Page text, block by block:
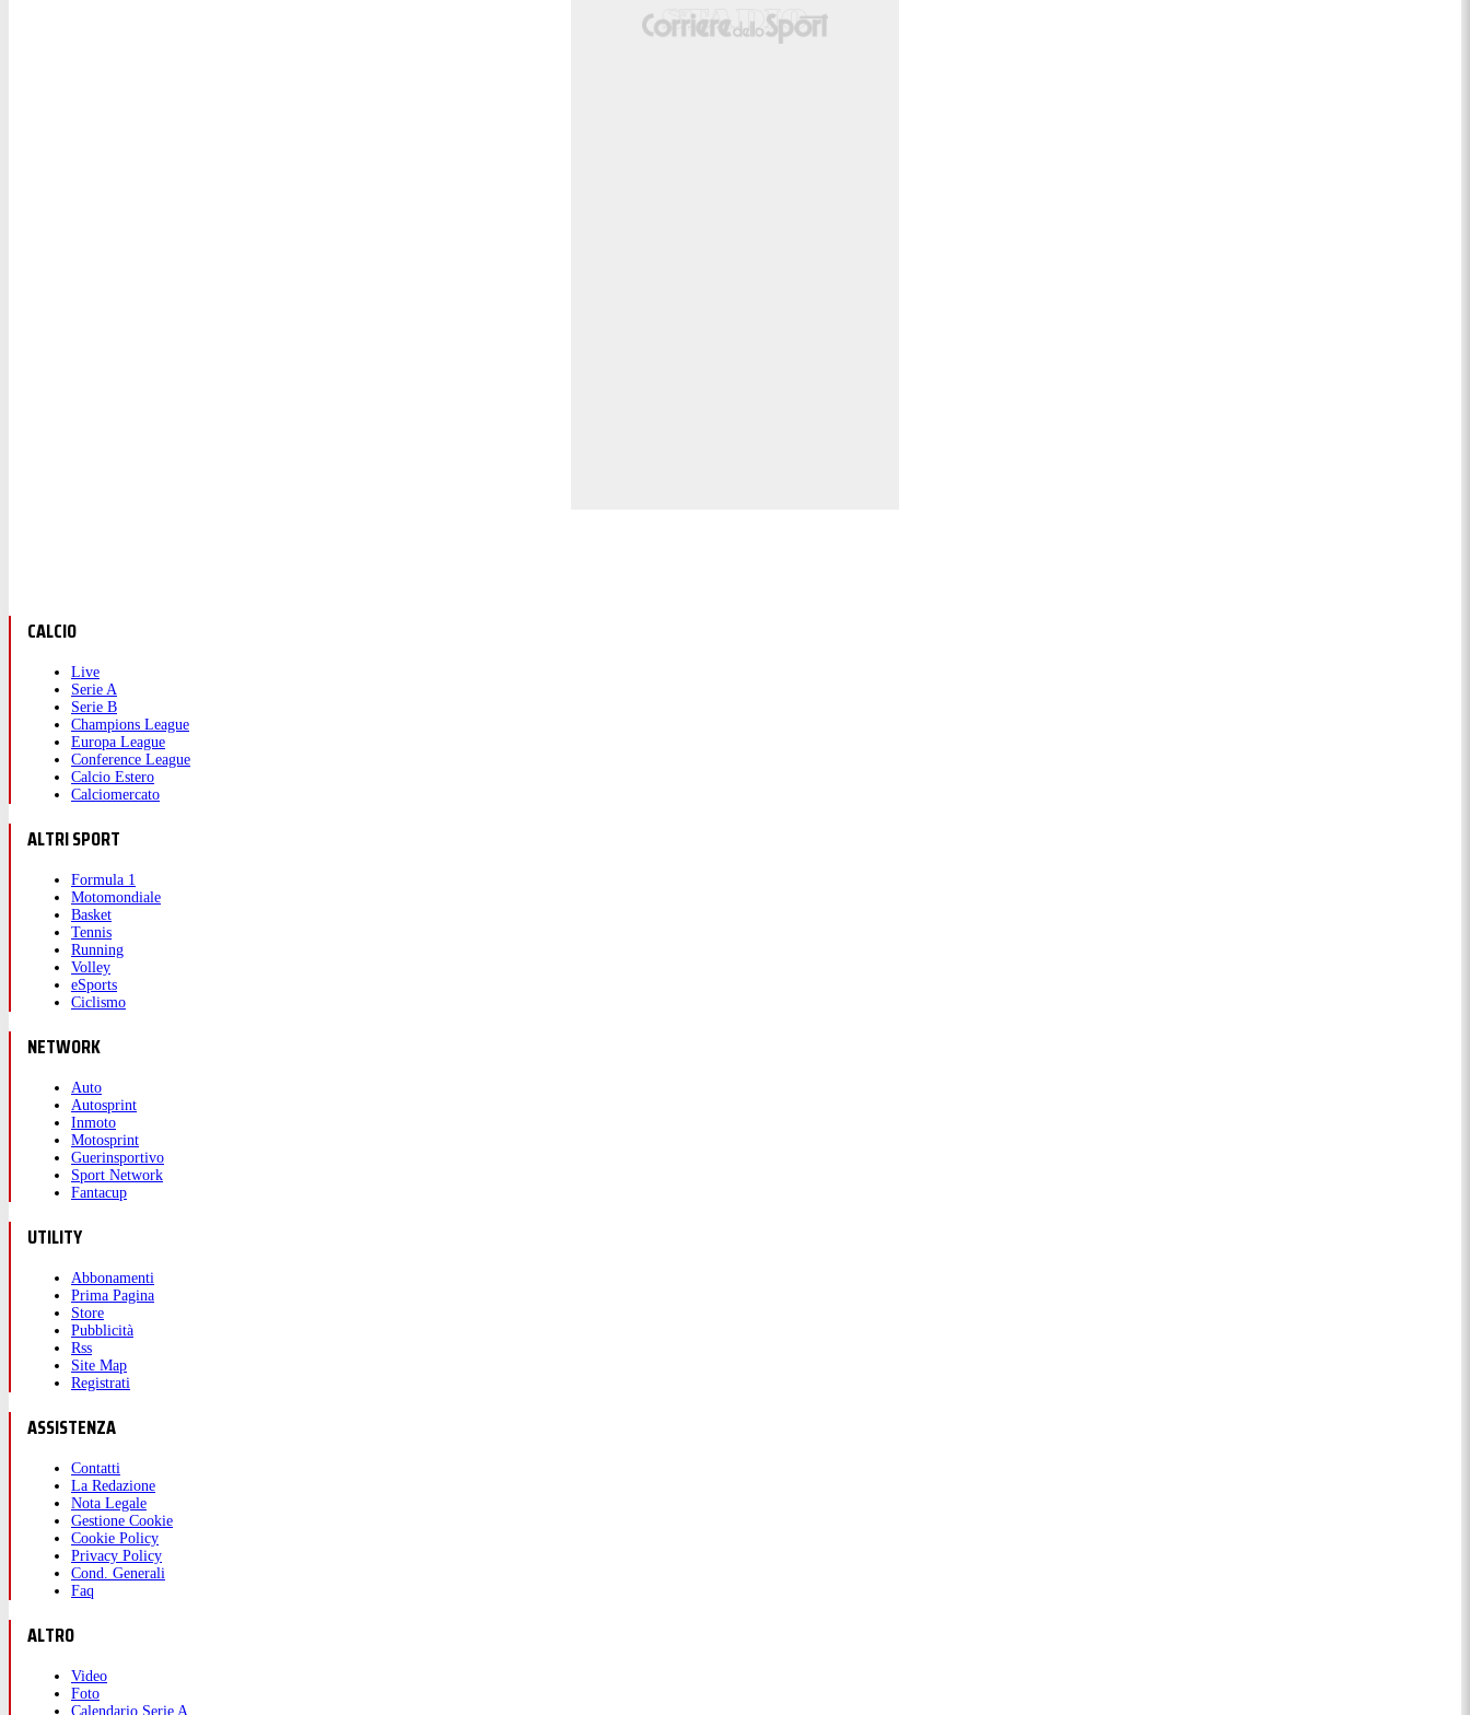
CALCIO
Live
Serie A
Serie B
Champions League
Europa League
Conference League
Calcio Estero
Calciomercato
ALTRI SPORT
Formula 1
Motomondiale
Basket
Tennis
Running
Volley
eSports
Ciclismo
NETWORK
Auto
Autosprint
Inmoto
Motosprint
Guerinsportivo
Sport Network
Fantacup
UTILITY
Abbonamenti
Prima Pagina
Store
Pubblicità
Rss
Site Map
Registrati
ASSISTENZA
Contatti
La Redazione
Nota Legale
Gestione Cookie
Cookie Policy
Privacy Policy
Cond. Generali
Faq
ALTRO
Video
Foto
Calendario Serie A